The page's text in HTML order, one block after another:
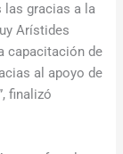
las gracias a la
Arístides
capacitación de
al apoyo de
finalizó